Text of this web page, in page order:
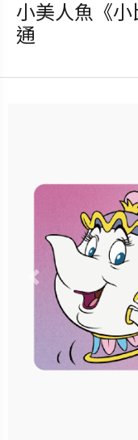
發行：
小美人魚《
通
Previous